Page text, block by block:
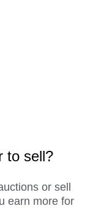
to sell?
or sell
earn more for